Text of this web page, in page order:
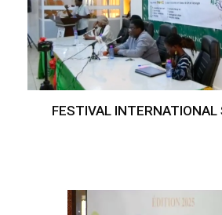
FESTIVAL INTERNATIONAL